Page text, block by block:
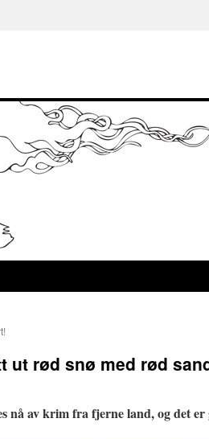
ut rød snø med rød
nå av krim fra fjerne land, og det er